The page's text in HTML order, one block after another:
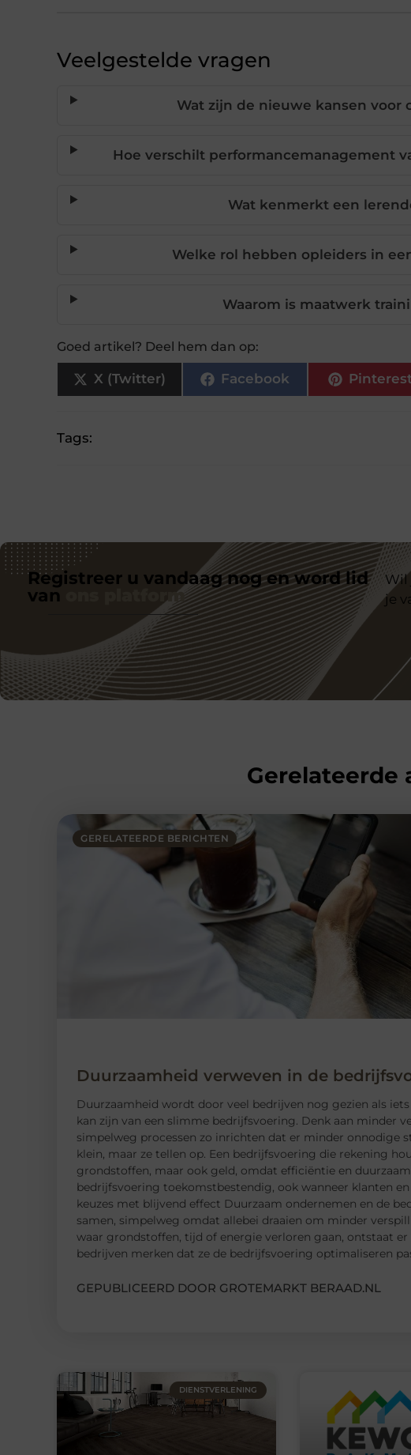
Veelgestelde vragen
Wat zijn de nieuwe kansen voor
Hoe verschilt performancemanagement
Wat kenmerkt een
Welke rol hebben opleiders in
Waarom is maatwerk
Goed artikel? Deel hem dan op:
X (Twitter) Facebook
Tags:
Registreer u vandaag nog en word lid
van
ons platform
Wil
je
Gerelateerde
GERELATEERDE BERICHTEN
Duurzaamheid verweven in de
Duurzaamheid wordt door veel bedrijven nog gezien als
kan zijn van een slimme bedrijfsvoering. Denk aan minder
simpelweg processen zo inrichten dat er minder onnodige
klein, maar ze tellen op. Een bedrijfsvoering die rekening
grondstoffen, maar ook geld, omdat efficiëntie en
bedrijfsvoering toekomstbestendig, ook wanneer klanten
keuzes met blijvend effect Duurzaam ondernemen en de
samen, simpelweg omdat allebei draaien om minder
waar grondstoffen, tijd of energie verloren gaan, ontstaat
bedrijven merken dat ze de bedrijfsvoering optimaliseren
GEPUBLICEERD DOOR GROTEMARKT BERAAD.NL
DIENSTVERLENING